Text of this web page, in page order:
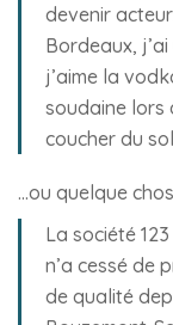
devenir
Bordeaux,
j’aime la
soudaine lors
coucher du
…ou quelque
La société
n’a cessé de
de qualité